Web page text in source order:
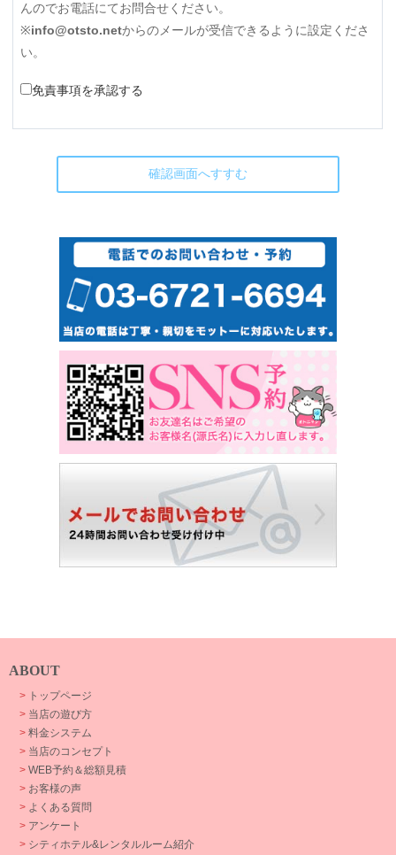
んのでお電話にてお問合せください。
※info@otsto.netからのメールが受信できるように設定くださ
い。
免責事項を承認する
ABOUT
> トップページ
> 当店の遊び方
> 料金システム
> 当店のコンセプト
> WEB予約＆総額見積
> お客様の声
> よくある質問
> アンケート
> シティホテル&レンタルルーム紹介